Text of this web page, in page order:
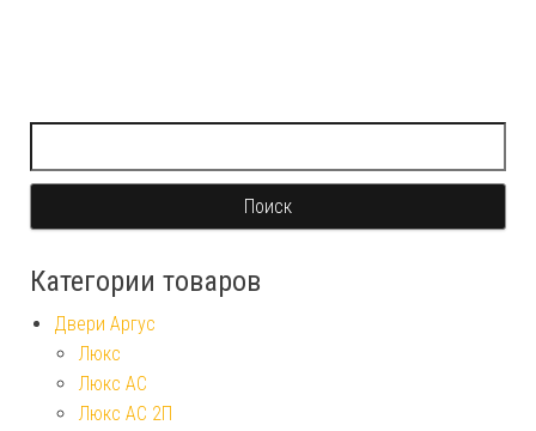
Категории товаров
Двери Аргус
Люкс
Люкс АС
Люкс АС 2П